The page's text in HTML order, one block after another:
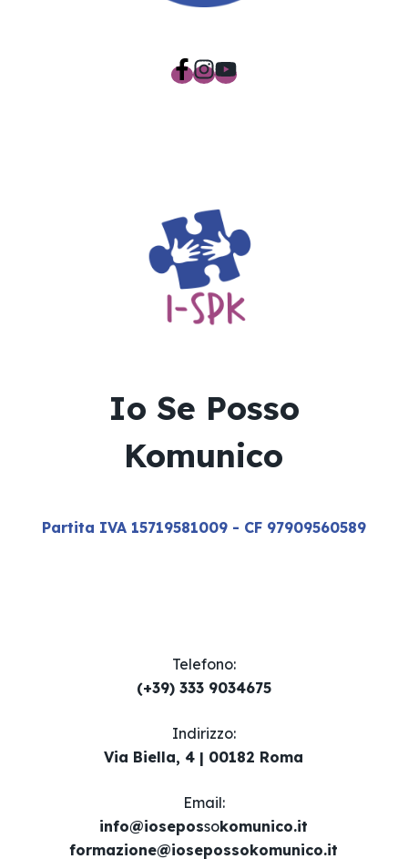
Io Se Posso
Komunico
Partita IVA 15719581009 - CF 97909560589
Telefono:
(+39) 333 9034675
Indirizzo:
Via Biella, 4 | 00182 Roma
Email​:
info@iosepossokomunico.it
formazione@iosepossokomunico.it